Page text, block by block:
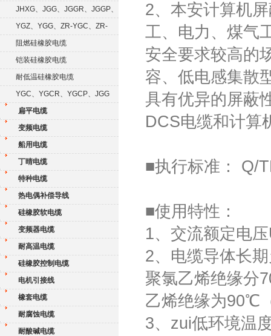
KGGRP
JHXG、JGG、JGGR、JGGP、
JGGFYGZ、YGG、ZR-YGC、ZR-
KGG阻燃硅橡胶电缆
铠装硅橡胶电缆
耐低温硅橡胶电缆
YGC、YGCR、YGCP、JGG
扁平电缆
变频电缆
船用电缆
丁晴电缆
特种电缆
热电偶补偿导线
硅橡胶软电缆
变频器电缆
耐高温电缆
硅橡胶控制电缆
电机引接线
橡套电缆
耐腐蚀电缆
耐酸碱电缆
2、本安计算机
工、电力、煤气
安全要求较高的
容、低电感集散
具有优异的屏蔽
DCS电缆和计算
■执行标准： Q/
■使用特性：
1、交流额定电
2、电缆导体长
聚氯乙烯绝缘分
乙烯绝缘为90℃
3、zui低环境温